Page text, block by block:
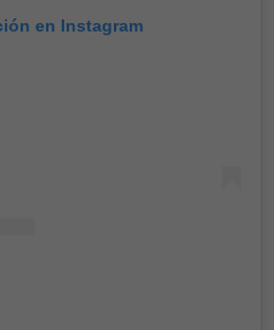
en Instagram